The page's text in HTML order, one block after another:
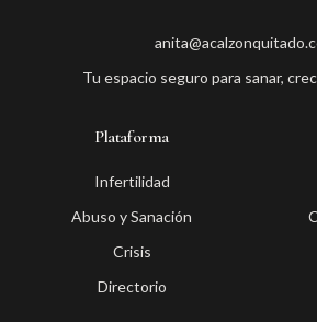
Tu espacio seguro para sanar,
Plataforma
Infertilidad
Abuso y Sanación
Crisis
Directorio